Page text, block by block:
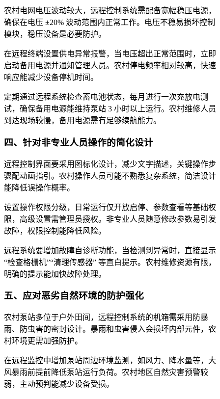
农村电网电压波动较大，远程控制系统需配备宽幅稳压电源，
确保在电压 ±20% 波动范围内正常工作。电压不稳易损坏控制
模块，稳压设备是必要防护。
在远程终端设置供电异常报警，当电压超出正常范围时，立即
启动备用电源并通知管理人员。农村停电频率相对较高，快速
响应能减少设备停机时间。
定期通过远程系统检查蓄电池状态，每月进行一次充放电测
试，确保备用电源能维持泵站 3 小时以上运行。农村维修人员
到达现场较慢，备用电源需有足够续航能力。
四、针对非专业人员操作的简化设计
远程控制界面要采用图标化设计，减少文字描述，关键操作步
骤配动画指引。农村操作人员可能不熟悉复杂系统，简洁设计
能降低误操作概率。
设置操作权限分级，日常运行仅开放启停、参数查看等基础权
限，高级设置需管理员授权。非专业人员随意修改参数易引发
故障，权限控制能降低风险。
远程系统要增加故障自诊断功能，当检测到异常时，直接显示
“检查格栅机”“清理传感器” 等直白提示。农村维修资源有限，
明确的提示能加快故障处理。
五、应对恶劣自然环境的防护强化
农村泵站多位于户外田间，远程控制系统的机箱需采用防暴
雨、防虫害的密封设计。暴雨和虫害侵入会损坏内部元件，农
村环境更需加强防护。
在远程监控中增加泵站周边环境监测，如风力、降水量等，大
风暴雨前提前降低泵站运行负荷。农村地区自然灾害预警较
弱，主动预判能减少设备受损。